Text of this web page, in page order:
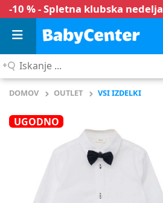
-10 % - Spletna klubska nedelja
Iskanje
DOMOV OUTLET VSI IZDELKI
UGODNO